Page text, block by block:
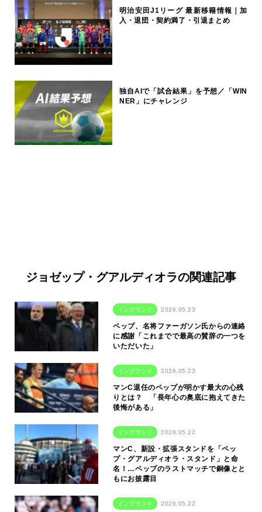
明治安田J1リーグ 最新移籍情報｜加
入・退団・契約満了・引退まとめ
独自AIで「試合結果」を予想／「WIN
NER」にチャレンジ
ジョゼップ・グアルディオラの関連記事
イングランド 2026.05.23
ペップ、名将ファーガソン氏からの連絡
に感謝「これまでで最高の賛辞の一つを
いただいた」
イングランド 2026.05.23
マンC退任のペップが明かす最大の心残
りとは？ 「長年心の奥底に抱えてきた
後悔がある」
イングランド 2026.05.22
マンC、新設・拡張スタンドを「ペッ
プ・グアルディオラ・スタンド」と命
名！…ペップのラストマッチで銅像とと
もにお披露目
イングランド 2026.05.22